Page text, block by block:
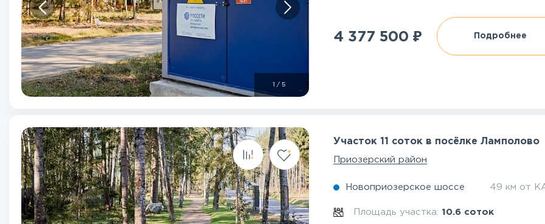
/5
4 377 500 ₽ Подробнее
Участок 11 соток в посёлке Ламполово
Приозерский район
Новоприозерское шоссе 49 км от
Площадь участка:10.6 соток